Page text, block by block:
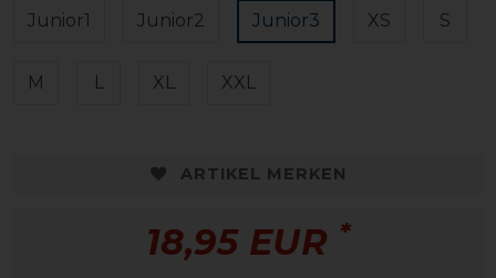
Junior1 Junior2 Junior3 XS S
M L XL XXL
ARTIKEL MERKEN
18,95 EUR *